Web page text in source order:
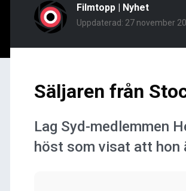
Filmtopp | Nyhet
Uppdaterad: 27 november
Säljaren från
Lag Syd-medlemmen
höst som visat att hon